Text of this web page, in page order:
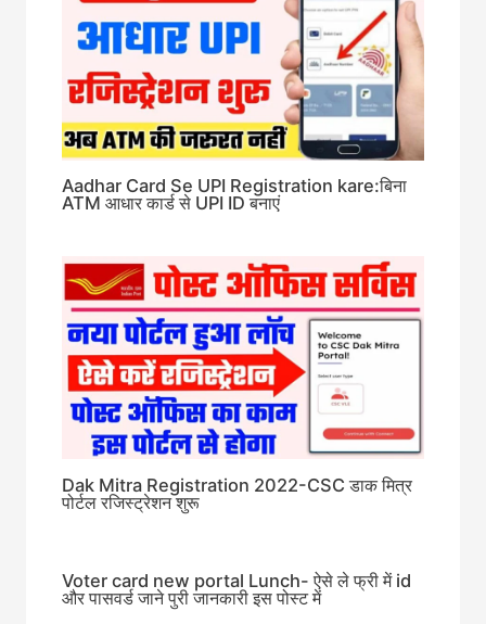
Aadhar Card Se UPI Registration kare:बिना
ATM आधार कार्ड से UPI ID बनाएं
Dak Mitra Registration 2022-CSC डाक मित्र
पोर्टल रजिस्ट्रेशन शुरू
Voter card new portal Lunch- ऐसे ले फ्री में id
और पासवर्ड जाने पुरी जानकारी इस पोस्ट में